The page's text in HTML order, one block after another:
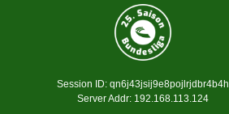
Session ID: qn6j43jsij9e8pojlrjdbr4b4h
Server Addr: 192.168.113.124